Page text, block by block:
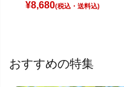
¥8,680(税込)
おすすめの特集